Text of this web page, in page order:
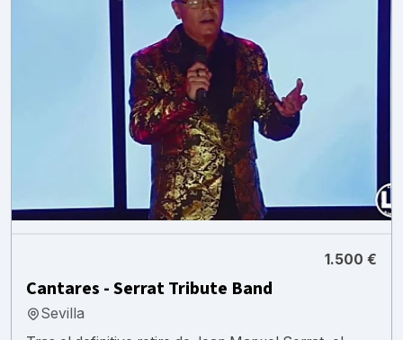
1.500 €
Cantares - Serrat Tribute Band
Sevilla